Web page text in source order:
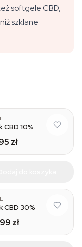
softgele CBD,
szklane
CBD 10%
zł
CBD 30%
zł